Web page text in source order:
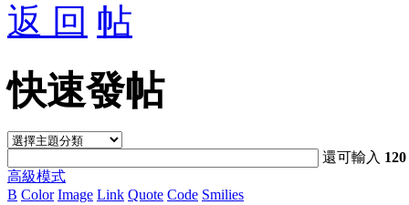
返 回
快速發帖
還可輸入 120
高級模式
B Color Image Link Quote Code Smilies